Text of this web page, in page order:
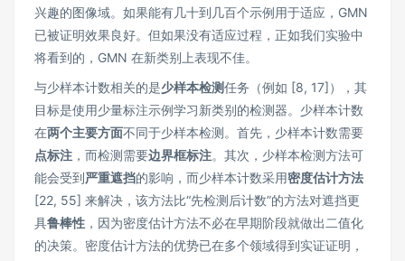
兴趣的图像域。如果能有几十到几百个示例用于适应，GMN
已被证明效果良好。但如果没有适应过程，正如我们实验中
将看到的，GMN 在新类别上表现不佳。
与少样本计数相关的是少样本检测任务（例如 [8, 17]），其
目标是使用少量标注示例学习新类别的检测器。少样本计数
在两个主要方面不同于少样本检测。首先，少样本计数需要
点标注 ，而检测需要边界框标注。其次，少样本检测方法可
能会受到严重遮挡的影响，而少样本计数采用密度估计方法
[22, 55] 来解决，该方法比“先检测后计数”的方法对遮挡更
具鲁棒性 ，因为密度估计方法不必在早期阶段就做出二值化
的决策。密度估计方法的优势已在多个领域得到实证证明，